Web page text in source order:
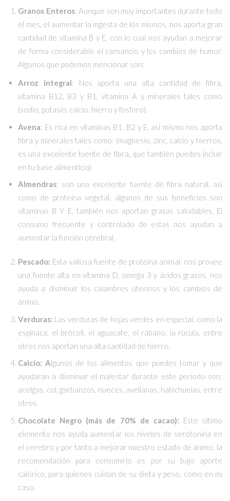
Granos Enteros: Aunque son muy importantes durante todo
el mes, el aumentar la ingesta de los mismos, nos aporta gran
cantidad de vitamina B y E, con lo cual nos ayudan a mejorar
de forma considerable el cansancio y los cambios de humor.
Algunos que podemos mencionar son:
Arroz integral: Nos aporta una alta cantidad de fibra,
vitamina B12, B3 y B1, vitamina A y minerales tales como
(sodio, potasio, calcio, hierro y fosforo).
Avena: Es rica en vitaminas B1, B2 y E. así mismo nos aporta
fibra y minerales tales como: (magnesio, zinc, calcio y hierros,
es una excelente fuente de fibra, que también puedes incluir
en tu base alimenticia)
Almendras: son una excelente fuente de fibra natural, así
como de proteína vegetal, algunos de sus beneficios son
vitaminas B Y E, también nos aportan grasas saludables. El
consumo frecuente y controlado de estas nos ayudan a
aumentar la función cerebral.
Pescado: Esta valiosa fuente de proteína animal, nos provee
una fuente alta en vitamina D, omega 3 y ácidos grasos, nos
ayuda a disminuir los calambres uterinos y los cambios de
ánimo.
Verduras: Las verduras de hojas verdes en especial, como la
espinaca, el brócoli, el aguacate, el rábano, la rúcula, entre
otros nos aportan una alta cantidad de hierro.
Calcio: Algunos de los alimentos que puedes tomar y que
ayudarán a disminuir el malestar durante este período son:
acelgas, col, garbanzos, nueces, avellanas, habichuelas, entre
otros.
Chocolate Negro (más de 70% de cacao): Este último
elemento nos ayuda aumentar los niveles de serotonina en
el cerebro y por tanto a mejorar nuestro estado de ánimo, la
recomendación para consumirlo es por su bajo aporte
calórico, para quienes cuidan de su dieta y peso, como en mi
caso.